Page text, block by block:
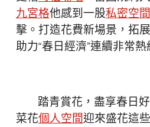
九宮格他感到一股私密空間
擊。打造花費新場景，拓
助力“春日經濟”連續非常熱
踏青賞花，盡享春日
菜花個人空間迎來盛花這